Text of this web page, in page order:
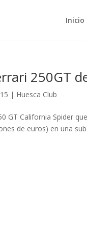
Inicio
250GT
| Huesca Club
GT California Spider
de euros) en una